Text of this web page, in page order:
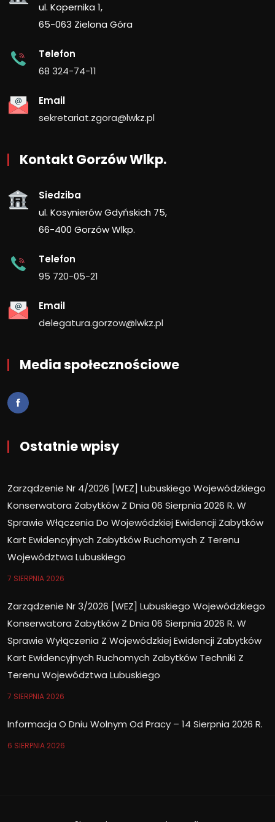
ul. Kopernika 1,
65-063 Zielona Góra
Telefon
68 324-74-11
Email
sekretariat.zgora@lwkz.pl
Kontakt Gorzów Wlkp.
Siedziba
ul. Kosynierów Gdyńskich 75,
66-400 Gorzów Wlkp.
Telefon
95 720-05-21
Email
delegatura.gorzow@lwkz.pl
Media społecznościowe
Ostatnie wpisy
Zarządzenie Nr 4/2026 [WEZ] Lubuskiego Wojewódzkiego
Konserwatora Zabytków Z Dnia 06 Sierpnia 2026 R. W
Sprawie Włączenia Do Wojewódzkiej Ewidencji Zabytków
Kart Ewidencyjnych Zabytków Ruchomych Z Terenu
Województwa Lubuskiego
7 SIERPNIA 2026
Zarządzenie Nr 3/2026 [WEZ] Lubuskiego Wojewódzkiego
Konserwatora Zabytków Z Dnia 06 Sierpnia 2026 R. W
Sprawie Wyłączenia Z Wojewódzkiej Ewidencji Zabytków
Kart Ewidencyjnych Ruchomych Zabytków Techniki Z
Terenu Województwa Lubuskiego
7 SIERPNIA 2026
Informacja O Dniu Wolnym Od Pracy – 14 Sierpnia 2026 R.
6 SIERPNIA 2026